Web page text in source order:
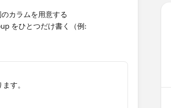
カラムを用意する
をひとつだけ書く（例:
す。